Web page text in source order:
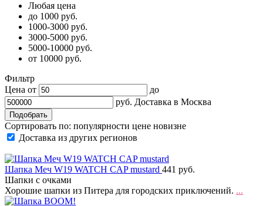
Любая цена
до 1000 руб.
1000-3000 руб.
3000-5000 руб.
5000-10000 руб.
от 10000 руб.
Фильтр
Цена от
до
руб. Доставка в Москва
Сортировать по: популярности цене новизне
Доставка из других регионов
Шапка Меч W19 WATCH CAP mustard 441 руб.
Шапки с очками
Хорошие шапки из Питера для городских приключений. ...